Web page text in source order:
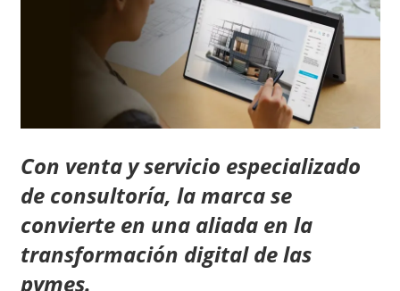
Con venta y servicio especializado
de consultoría, la marca se
convierte en una aliada en la
transformación digital de las
pymes.